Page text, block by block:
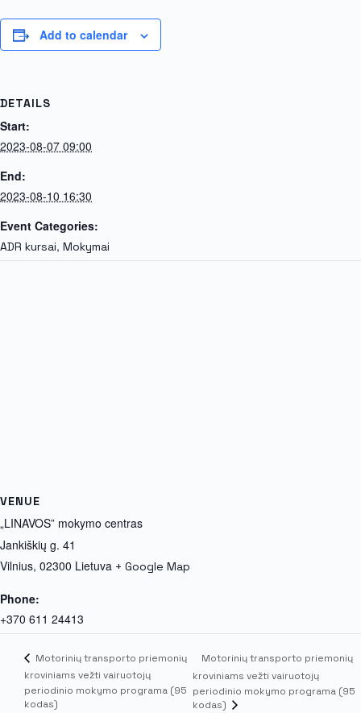
Add to calendar
DETAILS
Start:
2023-08-07 09:00
End:
2023-08-10 16:30
Event Categories:
ADR kursai, Mokymai
VENUE
„LINAVOS” mokymo centras
Jankiškių g. 41
Vilnius, 02300 Lietuva + Google Map
Phone:
+370 611 24413
Motorinių transporto priemonių
kroviniams vežti vairuotojų
periodinio mokymo programa (95
kodas)
Motorinių transporto priemonių
kroviniams vežti vairuotojų
periodinio mokymo programa (95
kodas)